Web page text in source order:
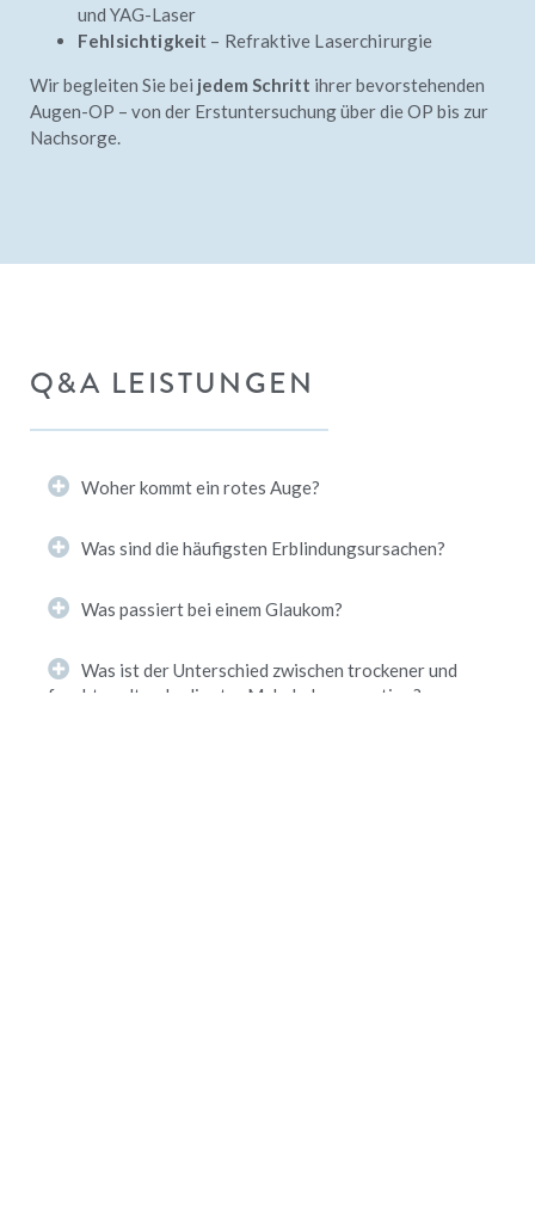
und YAG-Laser
Fehlsichtigkeit – Refraktive Laserchirurgie
Wir begleiten Sie bei jedem Schritt ihrer bevorstehenden
Augen-OP – von der Erstuntersuchung über die OP bis zur
Nachsorge.
Q&A LEISTUNGEN
Woher kommt ein rotes Auge?
Was sind die häufigsten Erblindungsursachen?
Was passiert bei einem Glaukom?
Was ist der Unterschied zwischen trockener und
feuchter altersbedingter Makuladegeneration?